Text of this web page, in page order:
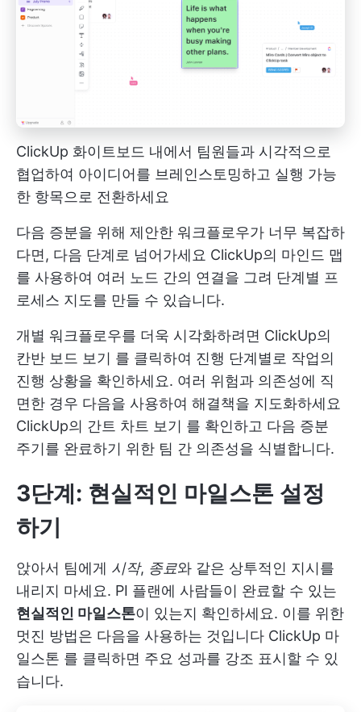
ClickUp 화이트보드 내에서 팀원들과 시각적으로
협업하여 아이디어를 브레인스토밍하고 실행 가능
한 항목으로 전환하세요
다음 증분을 위해 제안한 워크플로우가 너무 복잡하
다면, 다음 단계로 넘어가세요 ClickUp의 마인드 맵
를 사용하여 여러 노드 간의 연결을 그려 단계별 프
로세스 지도를 만들 수 있습니다.
개별 워크플로우를 더욱 시각화하려면 ClickUp의
칸반 보드 보기 를 클릭하여 진행 단계별로 작업의
진행 상황을 확인하세요. 여러 위험과 의존성에 직
면한 경우 다음을 사용하여 해결책을 지도화하세요
ClickUp의 간트 차트 보기 를 확인하고 다음 증분
주기를 완료하기 위한 팀 간 의존성을 식별합니다.
3단계: 현실적인 마일스톤 설정
하기
앉아서 팀에게 시작, 종료와 같은 상투적인 지시를
내리지 마세요. PI 플랜에 사람들이 완료할 수 있는
현실적인 마일스톤이 있는지 확인하세요. 이를 위한
멋진 방법은 다음을 사용하는 것입니다 ClickUp 마
일스톤 를 클릭하면 주요 성과를 강조 표시할 수 있
습니다.